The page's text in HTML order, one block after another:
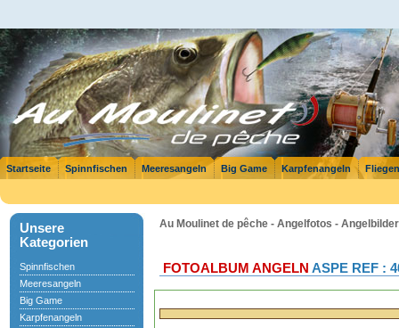
Startseite Spinnfischen Meeresangeln Big Game Karpfenangeln
Unsere
Kategorien
Spinnfischen
Meeresangeln
Big Game
Karpfenangeln
Au Moulinet de pêche - Angelfotos -
FOTOALBUM ANGELN ASPE REF :